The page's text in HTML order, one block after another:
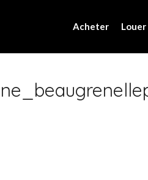
Acheter Louer